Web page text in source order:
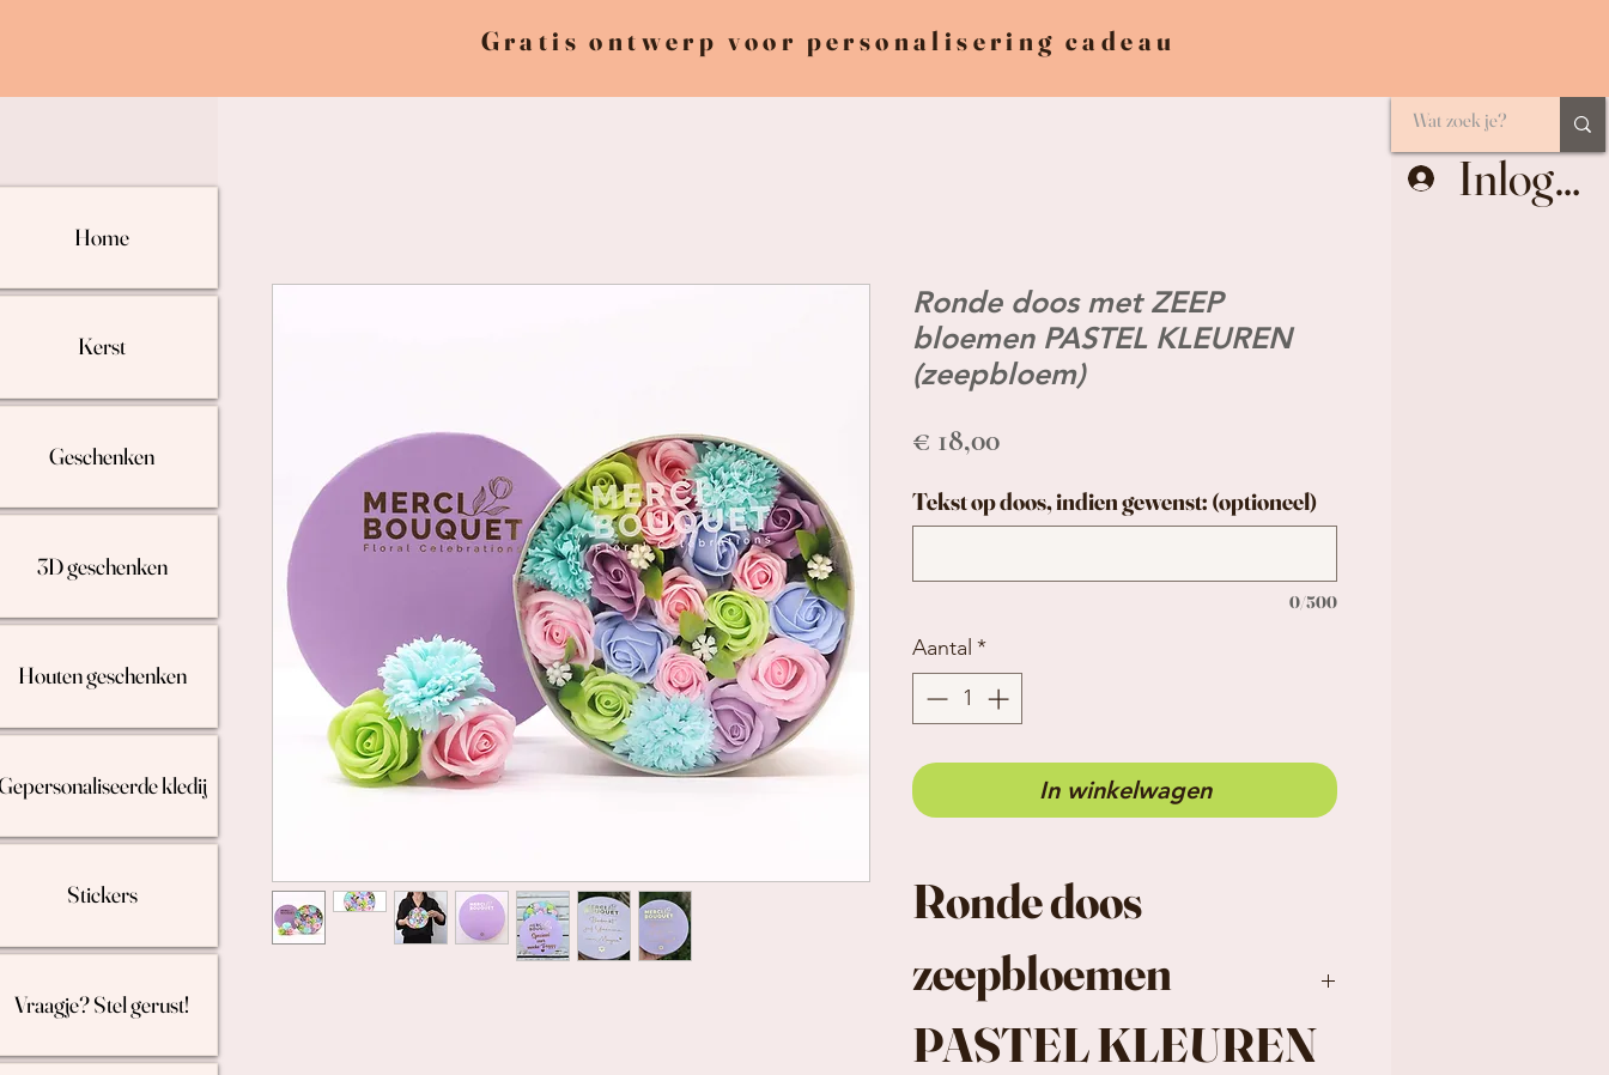
Gratis ontwerp voor personalisering cadeau
Ronde doos met ZEEP
bloemen PASTEL KLEUREN
(zeepbloem)
€ 18,00Prijs
Tekst op doos, indien gewenst: (optioneel)
0/500
Aantal *
In winkelwagen
Ronde doos
zeepbloemen
PASTEL KLEUREN
Home
Kerst
Geschenken
3D geschenken
Houten geschenken
kledij
Stickers
Vraagje? Stel gerust!